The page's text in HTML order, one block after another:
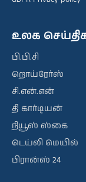
உலக
பி.பி.சி
றொய்ரேர்ஸ்
சி.என்.என்
தி கார்டியன்
நியூஸ் ஸ்கை
டெய்லி மெயில்
பிரான்ஸ் 24